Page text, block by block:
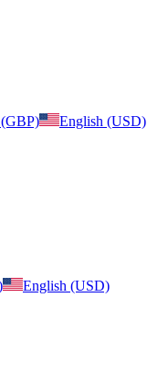
English (USD)
English (USD)